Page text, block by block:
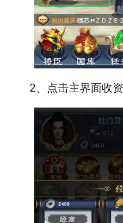
2、点击主界面收